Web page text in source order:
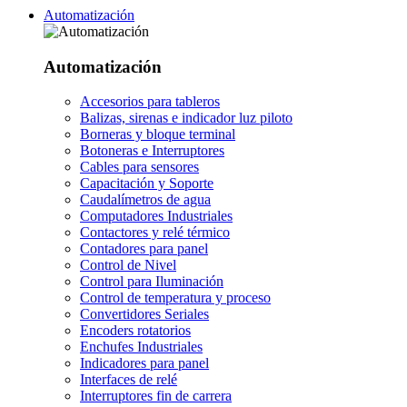
Automatización
Automatización
Accesorios para tableros
Balizas, sirenas e indicador luz piloto
Borneras y bloque terminal
Botoneras e Interruptores
Cables para sensores
Capacitación y Soporte
Caudalímetros de agua
Computadores Industriales
Contactores y relé térmico
Contadores para panel
Control de Nivel
Control para Iluminación
Control de temperatura y proceso
Convertidores Seriales
Encoders rotatorios
Enchufes Industriales
Indicadores para panel
Interfaces de relé
Interruptores fin de carrera